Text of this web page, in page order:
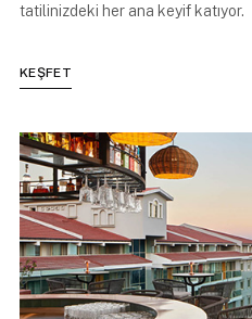
tatilinizdeki her ana keyif katıyor.
KEŞFET